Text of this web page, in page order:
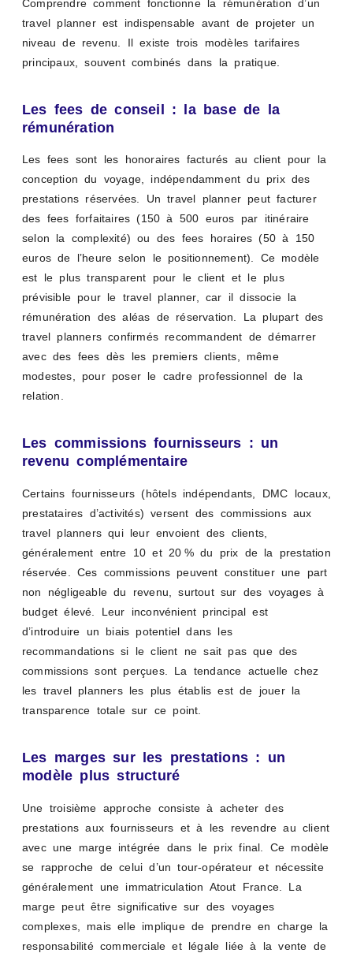
Comprendre comment fonctionne la rémunération d’un
travel planner est indispensable avant de projeter un
niveau de revenu. Il existe trois modèles tarifaires
principaux, souvent combinés dans la pratique.
Les fees de conseil : la base de la
rémunération
Les fees sont les honoraires facturés au client pour la
conception du voyage, indépendamment du prix des
prestations réservées. Un travel planner peut facturer
des fees forfaitaires (150 à 500 euros par itinéraire
selon la complexité) ou des fees horaires (50 à 150
euros de l’heure selon le positionnement). Ce modèle
est le plus transparent pour le client et le plus
prévisible pour le travel planner, car il dissocie la
rémunération des aléas de réservation. La plupart des
travel planners confirmés recommandent de démarrer
avec des fees dès les premiers clients, même
modestes, pour poser le cadre professionnel de la
relation.
Les commissions fournisseurs : un
revenu complémentaire
Certains fournisseurs (hôtels indépendants, DMC locaux,
prestataires d’activités) versent des commissions aux
travel planners qui leur envoient des clients,
généralement entre 10 et 20 % du prix de la prestation
réservée. Ces commissions peuvent constituer une part
non négligeable du revenu, surtout sur des voyages à
budget élevé. Leur inconvénient principal est
d’introduire un biais potentiel dans les
recommandations si le client ne sait pas que des
commissions sont perçues. La tendance actuelle chez
les travel planners les plus établis est de jouer la
transparence totale sur ce point.
Les marges sur les prestations : un
modèle plus structuré
Une troisième approche consiste à acheter des
prestations aux fournisseurs et à les revendre au client
avec une marge intégrée dans le prix final. Ce modèle
se rapproche de celui d’un tour-opérateur et nécessite
généralement une immatriculation Atout France. La
marge peut être significative sur des voyages
complexes, mais elle implique de prendre en charge la
responsabilité commerciale et légale liée à la vente de